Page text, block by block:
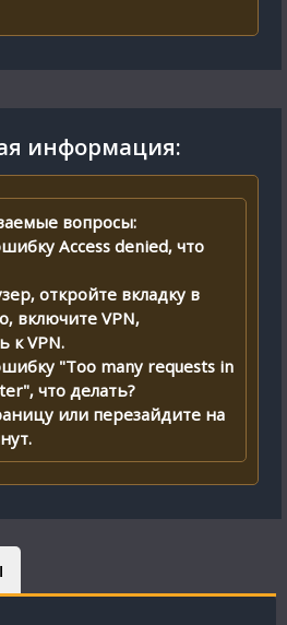
информация:
вопросы:
Access denied, что
откройте вкладку в
включите VPN,
к VPN.
"Too many requests in
что делать?
или перезайдите на